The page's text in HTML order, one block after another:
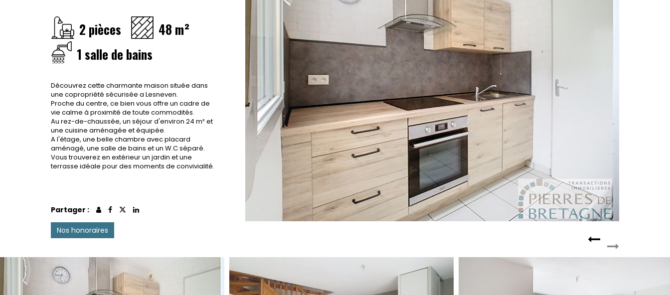
2 pièces
48 m²
1 salle de bains
Découvrez cette charmante maison située dans
une copropriété sécurisée a Lesneven.
Proche du centre, ce bien vous offre un cadre de
vie calme à proximité de toute commodités.
Au rez-de-chaussée, un séjour d'environ 24 m² et
une cuisine aménagée et équipée.
A l'étage, une belle chambre avec placard
aménagé, une salle de bains et un W.C séparé.
Vous trouverez en extérieur un jardin et une
terrasse idéale pour des moments de convivialité.
Partager :
Nos honoraires